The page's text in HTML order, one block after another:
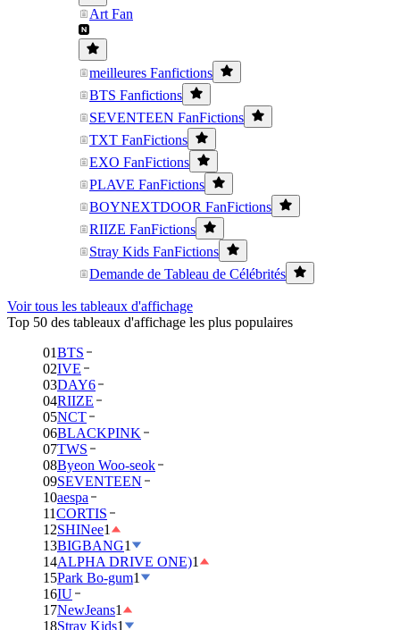
Art Fan
meilleures Fanfictions
BTS Fanfictions
SEVENTEEN FanFictions
TXT FanFictions
EXO FanFictions
PLAVE FanFictions
BOYNEXTDOOR FanFictions
RIIZE FanFictions
Stray Kids FanFictions
Demande de Tableau de Célébrités
Voir tous les tableaux d'affichage
Top 50 des tableaux d'affichage les plus populaires
01BTS
02IVE
03DAY6
04RIIZE
05NCT
06BLACKPINK
07TWS
08Byeon Woo-seok
09SEVENTEEN
10aespa
11CORTIS
12SHINee1
13BIGBANG1
14ALPHA DRIVE ONE)1
15Park Bo-gum1
16IU
17NewJeans1
18Stray Kids1